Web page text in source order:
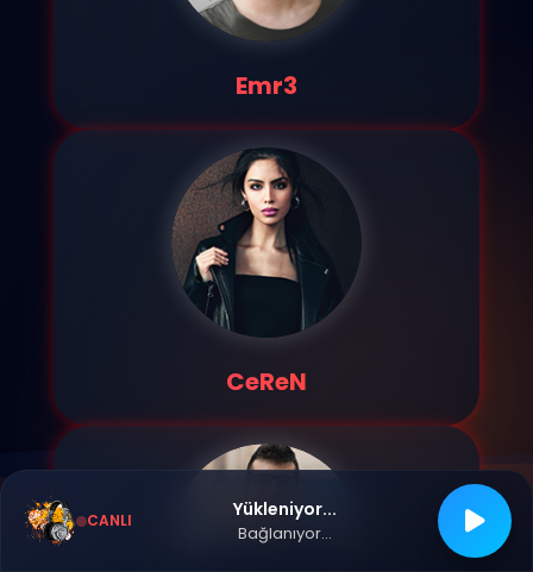
Emr3
CeReN
CANLI Yükleniyor...
Bağlanıyor...